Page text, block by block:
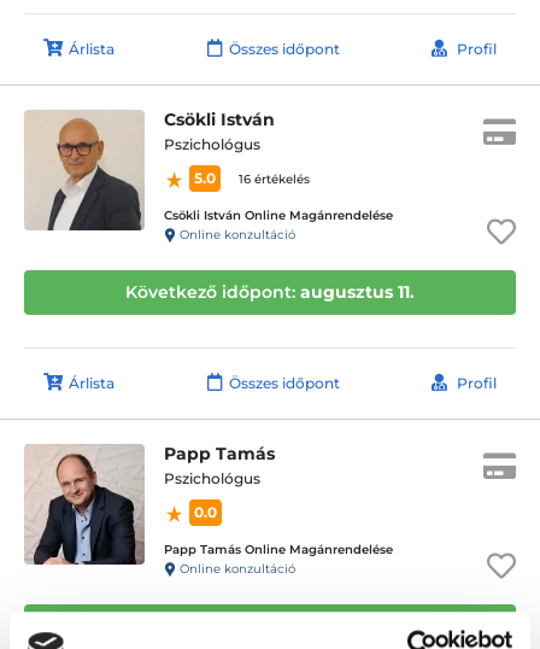
Árlista Összes időpont Profil
Csökli István
Pszichológus
5.0
16 értékelés
Csökli István Online Magánrendelése
Online konzultáció
Következő időpont: augusztus 11.
Árlista Összes időpont Profil
Papp Tamás
Pszichológus
0.0
Papp Tamás Online Magánrendelése
Online konzultáció
augusztus 12.